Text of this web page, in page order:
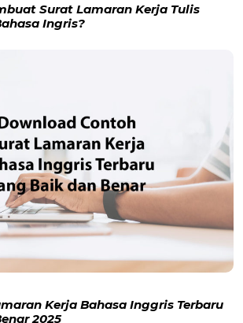
Surat Lamaran Kerja Tulis
Ingris?
Kerja Bahasa Inggris Terbaru
2025